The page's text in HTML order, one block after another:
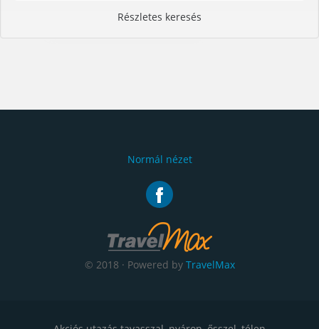
Részletes keresés
Normál nézet
© 2018 · Powered by TravelMax